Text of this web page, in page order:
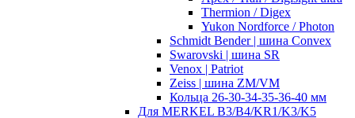
Thermion / Digex
Yukon Nordforce / Photon
Schmidt Bender | шина Convex
Swarovski | шина SR
Venox | Patriot
Zeiss | шина ZM/VM
Кольца 26-30-34-35-36-40 мм
Для MERKEL B3/B4/KR1/K3/K5